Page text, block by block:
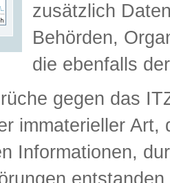
zusätzlich
Behörden,
die ebenfalls
gegen das
immaterieller
Informationen,